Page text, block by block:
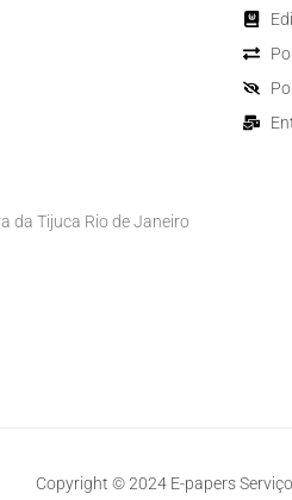
da Tijuca Rio de Janeiro
Copyright © 2024 E-papers